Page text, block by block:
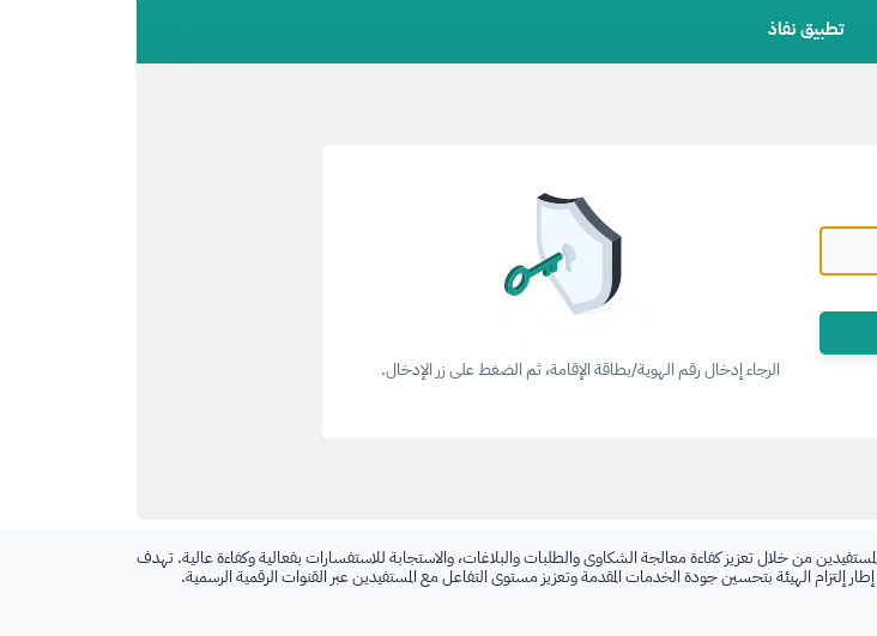
تطبيق نفاذ
الرجاء إدخال رقم الهوية/بطاقة الإقامة، ثم الضغط على زر الإدخال.
من خلال تعزيز كفاءة معالجة الشكاوى والطلبات والبلاغات، والاستجابة للاستفسارات بفعالية وكفاءة عالية. تهدف
إلتزام الهيئة بتحسين جودة الخدمات المقدمة وتعزيز مستوى التفاعل مع المستفيدين عبر القنوات الرقمية الرسمية.